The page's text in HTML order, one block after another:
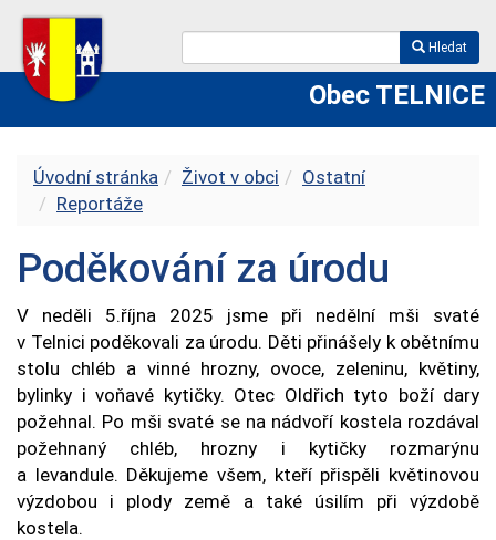
Hledat
Obec TELNICE
Úvodní stránka Život v obci
Ostatní
Reportáže
Poděkování za úrodu
V neděli 5.října 2025 jsme při nedělní mši svaté
v Telnici poděkovali za úrodu. Děti přinášely k obětnímu
stolu chléb a vinné hrozny, ovoce, zeleninu, květiny,
bylinky i voňavé kytičky. Otec Oldřich tyto boží dary
požehnal. Po mši svaté se na nádvoří kostela rozdával
požehnaný chléb, hrozny i kytičky rozmarýnu
a levandule. Děkujeme všem, kteří přispěli květinovou
výzdobou i plody země a také úsilím při výzdobě
kostela.